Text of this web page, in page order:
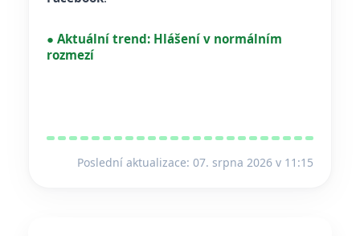
● Aktuální trend: Hlášení v normálním
rozmezí
Poslední aktualizace: 07. srpna 2026 v 11:15